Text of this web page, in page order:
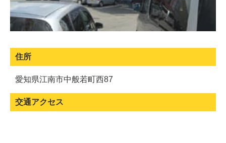
住所
愛知県江南市中般若町西87
交通アクセス